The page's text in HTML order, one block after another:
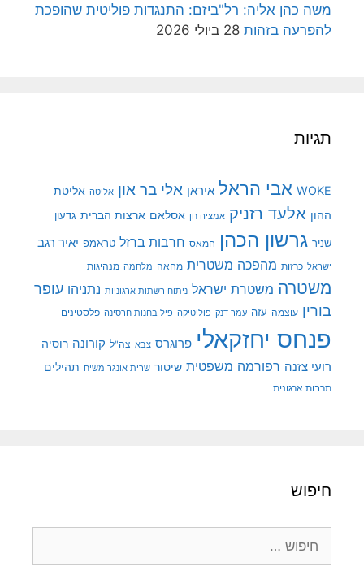
משה כהן אליה: רל"ביזם: התנגדות פוליטית שהופכת
להפרעה בזהות 28 ביולי 2026
תגיות
WOKE אבי הראל איראן אלי בר און אליטה אליטת
ההון אלעד רזניק אמציה חן אסלאם ארצות הברית גדעון
שניר גרשון הכהן חמאס חרבות ברזל טראמפ יאיר רגב
ישראל כרזות מהפכה משטרית מחאה מלחמה מנהיגות
משטרה משטרת ישראל ניתוח רשתות ארגוניות נתניהו עופר
בורין עוצמה עזה עמר דנק פוליטיקה פיל בחנות חרסינה פלסטינים
פנחס יחזקאלי פרוגרס צבא צה"ל קורונה רוסיה
רועי צזנה רפורמה משפטית שיטור שרית אונגר משיח תהילים
תרבות ארגונית
חיפוש